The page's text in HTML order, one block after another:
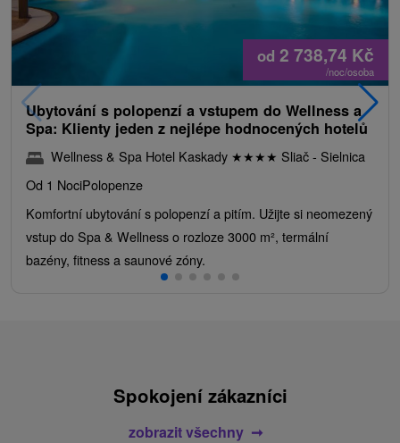
od 2 738,74 Kč
/noc/osoba
Ubytování s polopenzí a vstupem do Wellness a
Spa: Klienty jeden z nejlépe hodnocených hotelů
Wellness & Spa Hotel Kaskady ★★★★ Sliač - Sielnica
Od 1 NociPolopenze
Komfortní ubytování s polopenzí a pitím. Užijte si neomezený
vstup do Spa & Wellness o rozloze 3000 m², termální
bazény, fitness a saunové zóny.
Spokojení zákazníci
zobrazit všechny